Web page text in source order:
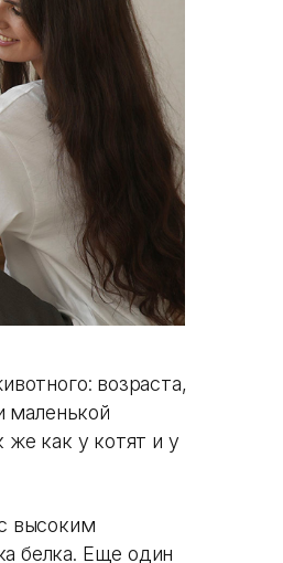
возраста,
маленькой
же как у котят и у
высоким
белка. Еще один